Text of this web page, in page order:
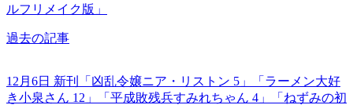
ルフリメイク版」
過去の記事
12月6日 新刊「凶乱令嬢ニア・リストン 5」「ラーメン大好
き小泉さん 12」「平成敗残兵すみれちゃん 4」「ねずみの初